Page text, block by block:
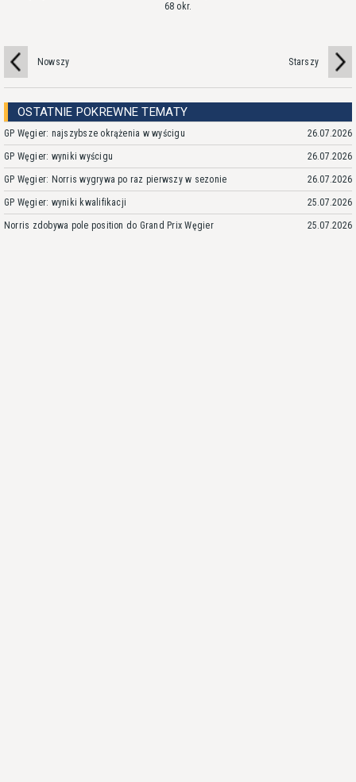
68 okr.
Nowszy Starszy
OSTATNIE POKREWNE TEMATY
GP Węgier: najszybsze okrążenia w wyścigu 26.07.2026
GP Węgier: wyniki wyścigu 26.07.2026
GP Węgier: Norris wygrywa po raz pierwszy w sezonie 26.07.2026
GP Węgier: wyniki kwalifikacji 25.07.2026
Norris zdobywa pole position do Grand Prix Węgier 25.07.2026